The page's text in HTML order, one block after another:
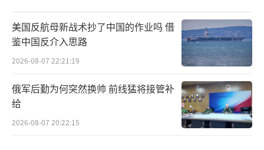
包括美国盟友在内的几乎所有国家，以及相关
国际机构的一致反对和谴责。加州大学贝尼奥
夫海洋科学实验室的主任道格拉斯·麦考利批
评道，特朗普此举堪称巨大的历史倒退，最终
只会适得其反。（责任编辑：卢其龙 CM0882）
美国反航母新战术抄了中国的作业吗 借
鉴中国反介入思路
2026-08-07 22:21:19
俄军后勤为何突然换帅 前线猛将接管补
给
2026-08-07 20:22:15